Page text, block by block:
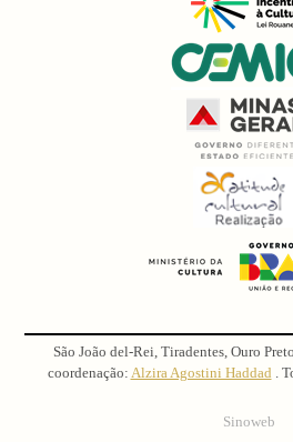
São João del-Rei, Tiradentes, Ouro
coordenação: Alzira Agostini Haddad .
Sinoweb